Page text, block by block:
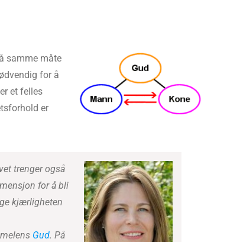
samme måte
for å
et felles
er
trenger også
for å bli
kjærligheten
Gud. På